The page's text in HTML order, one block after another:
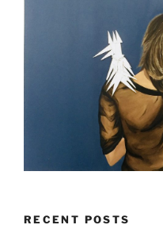
RECENT POSTS